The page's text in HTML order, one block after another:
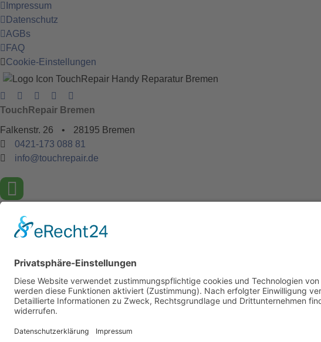
Impressum
Datenschutz
AGBs
FAQ
Cookie-Einstellungen
TouchRepair Bremen
Falkenstr. 26
•
28195 Bremen
0421-173 088 81
info@touchrepair.de
Öffnungszeiten
09:00 - 15:00 Uhr
geschlossen